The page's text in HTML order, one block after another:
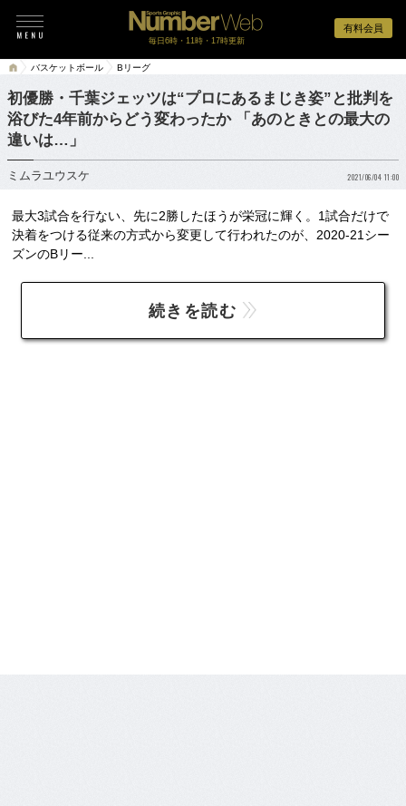
有料会員
毎日6時・11時・17時更新
バスケットボール Bリーグ
初優勝・千葉ジェッツは“プロにあるまじき姿”と批判を
浴びた4年前からどう変わったか 「あのときとの最大の
違いは…」
ミムラユウスケ 2021/06/04 11:00
最大3試合を行ない、先に2勝したほうが栄冠に輝く。1試合だけで
決着をつける従来の方式から変更して行われたのが、2020-21シー
ズンのBリー...
続きを読む